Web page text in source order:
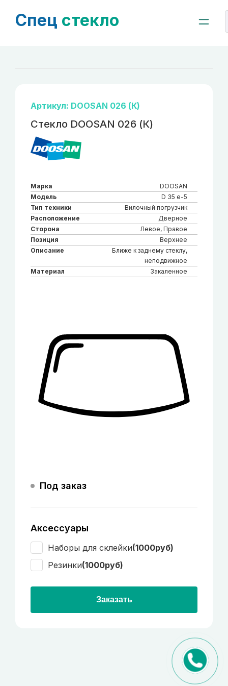
Спец стекло
Артикул: DOOSAN 026 (К)
Стекло DOOSAN 026 (К)
Марка
DOOSAN
Модель
D 35 e-5
Тип техники
Вилочный погрузчик
Расположение
Дверное
Сторона
Левое, Правое
Позиция
Верхнее
Описание
Ближе к заднему стеклу,
неподвижное
Материал
Закаленное
Под заказ
Аксессуары
Наборы для склейки(1000руб)
Резинки(1000руб)
Заказать